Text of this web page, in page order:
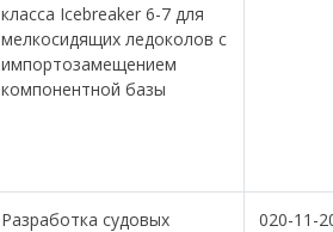
класса Icebreaker 6-7 для
мелкосидящих ледоколов с
импортозамещением
компонентной базы
Разработка судовых
020-11-